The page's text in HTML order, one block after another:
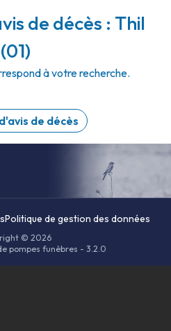
de décès : Thil
(01)
à votre recherche.
de décès
Politique de gestion des données
© 2026
pompes funèbres - 3.2.0